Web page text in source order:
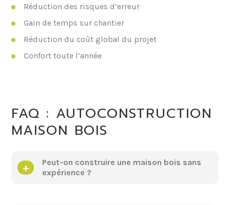
Réduction des risques d’erreur
Gain de temps sur chantier
Réduction du coût global du projet
Confort toute l’année
FAQ : AUTOCONSTRUCTION
MAISON BOIS
Peut-on construire une maison bois sans
expérience ?